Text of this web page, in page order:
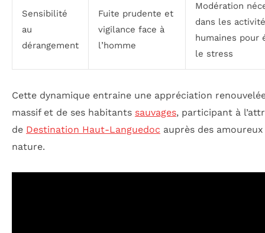
Sensibilité
au
dérangement
Fuite prudente et
vigilance face à
l’homme
Modération
dans les
humaines pour
le stress
Cette dynamique entraine une appréciation
massif et de ses habitants sauvages, participant à
de Destination Haut-Languedoc auprès des
nature.